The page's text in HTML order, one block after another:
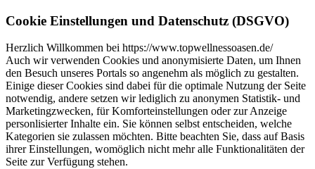
Cookie Einstellungen und Datenschutz (DSGVO)
Herzlich Willkommen bei https://www.topwellnessoasen.de/
Auch wir verwenden Cookies und anonymisierte Daten, um Ihnen
den Besuch unseres Portals so angenehm als möglich zu gestalten.
Einige dieser Cookies sind dabei für die optimale Nutzung der Seite
notwendig, andere setzen wir lediglich zu anonymen Statistik- und
Marketingzwecken, für Komforteinstellungen oder zur Anzeige
personlisierter Inhalte ein. Sie können selbst entscheiden, welche
Kategorien sie zulassen möchten. Bitte beachten Sie, dass auf Basis
ihrer Einstellungen, womöglich nicht mehr alle Funktionalitäten der
Seite zur Verfügung stehen.